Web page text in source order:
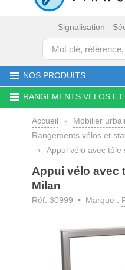
Signalisation -
NOS PRODUITS
RANGEMENTS VÉLOS
Accueil › Mobilier
Rangements vélos et
›
Appui vélo avec tôle
Appui vélo avec
Milan
Réf. 30999 • Marque :